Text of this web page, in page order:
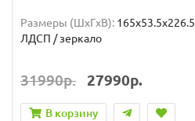
Размеры (ШxГxВ): 165x53.5x226.5
ЛДСП / зеркало
31990р. 27990р.
В корзину